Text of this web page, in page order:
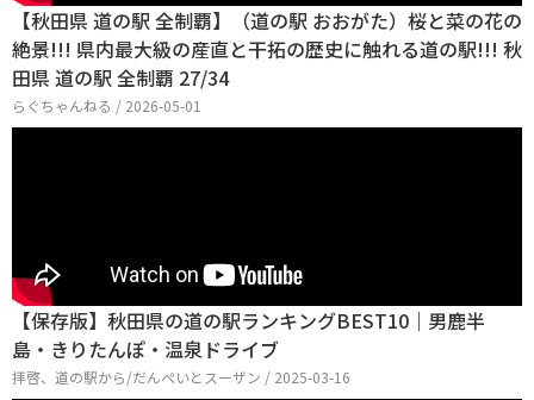
【秋田県 道の駅 全制覇】（道の駅 おおがた）桜と菜の花の
絶景!!! 県内最大級の産直と干拓の歴史に触れる道の駅!!! 秋
田県 道の駅 全制覇 27/34
らぐちゃんねる / 2026-05-01
【保存版】秋田県の道の駅ランキングBEST10｜男鹿半
島・きりたんぽ・温泉ドライブ
拝啓、道の駅から/だんぺいとスーザン / 2025-03-16